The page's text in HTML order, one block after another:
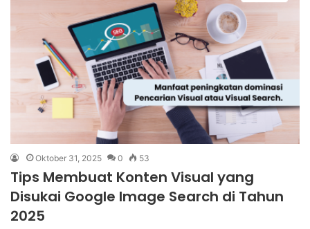
Oktober 31, 2025 0 53
Tips Membuat Konten Visual yang
Disukai Google Image Search di Tahun
2025